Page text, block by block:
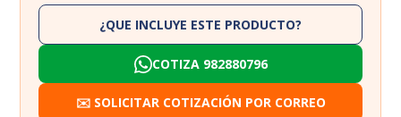
¿QUE INCLUYE ESTE PRODUCTO?
COTIZA 982880796
✉️ SOLICITAR COTIZACIÓN POR CORREO